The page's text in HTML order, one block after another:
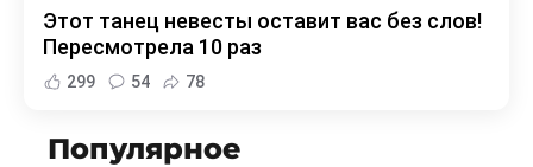
Этот танец невесты оставит вас без слов!
Пересмотрела 10 раз
299 54 78
Популярное